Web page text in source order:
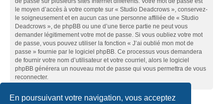
En poursuivant votre navigation, vous acceptez
le moyen d’accès à votre compte sur « Studio Deadcrows », conservez-
le soigneusement et en aucun cas une personne affiliée de « Studio
Deadcrows », de phpBB ou une d’une tierce partie ne peut vous
demander légitimement votre mot de passe. Si vous oubliez votre mot
de passe, vous pouvez utiliser la fonction « J’ai oublié mon mot de
passe » fournie par le logiciel phpBB. Ce processus vous demandera
de fournir votre nom d’utilisateur et votre courriel, alors le logiciel
phpBB générera un nouveau mot de passe qui vous permettra de vous
reconnecter.